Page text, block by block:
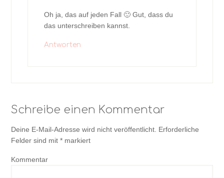
Oh ja, das auf jeden Fall 🙂 Gut, dass du
das unterschreiben kannst.
Antworten
Schreibe einen Kommentar
Deine E-Mail-Adresse wird nicht veröffentlicht. Erforderliche
Felder sind mit* markiert
Kommentar